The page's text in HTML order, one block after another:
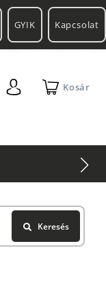
GYIK Kapcsolat
Kosár
Keresés